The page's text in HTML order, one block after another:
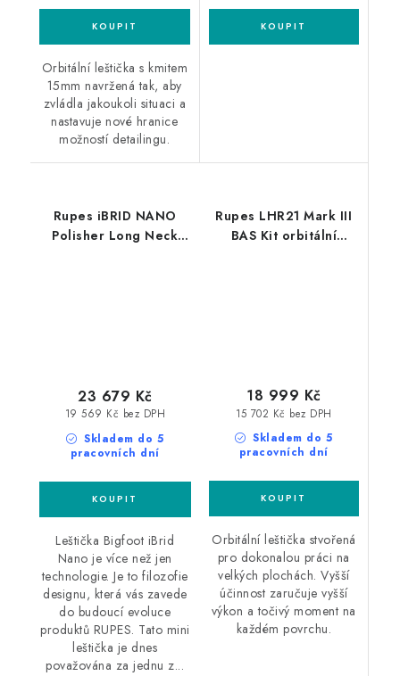
Orbitální leštička s kmitem
15mm navržená tak, aby
zvládla jakoukoli situaci a
nastavuje nové hranice
možností detailingu.
Rupes iBRID NANO
Polisher Long Neck
Skladem do 5
pracovních dní
19 569 Kč bez DPH
23 679 Kč
Leštička Bigfoot iBrid
Nano je více než jen
technologie. Je to filozofie
designu, která vás zavede
do budoucí evoluce
produktů RUPES. Tato mini
leštička je dnes
považována za jednu z...
Rupes LHR21 Mark III
BAS Kit orbitální
Skladem do 5
pracovních dní
15 702 Kč bez DPH
18 999 Kč
Orbitální leštička stvořená
pro dokonalou práci na
velkých plochách. Vyšší
účinnost zaručuje vyšší
výkon a točivý moment na
každém povrchu.